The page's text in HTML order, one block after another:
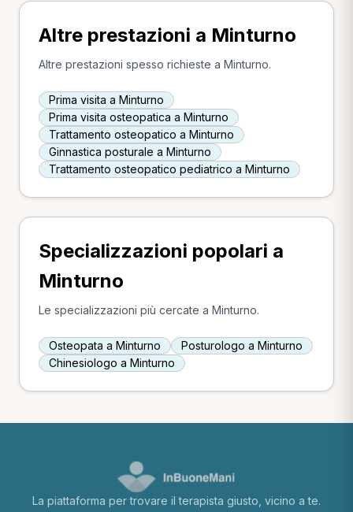
Altre prestazioni a Minturno
Altre prestazioni spesso richieste a Minturno.
Prima visita a Minturno
Prima visita osteopatica a Minturno
Trattamento osteopatico a Minturno
Ginnastica posturale a Minturno
Trattamento osteopatico pediatrico a Minturno
Specializzazioni popolari a
Minturno
Le specializzazioni più cercate a Minturno.
Osteopata a Minturno
Posturologo a Minturno
Chinesiologo a Minturno
La piattaforma per trovare il terapista giusto, vicino a te.